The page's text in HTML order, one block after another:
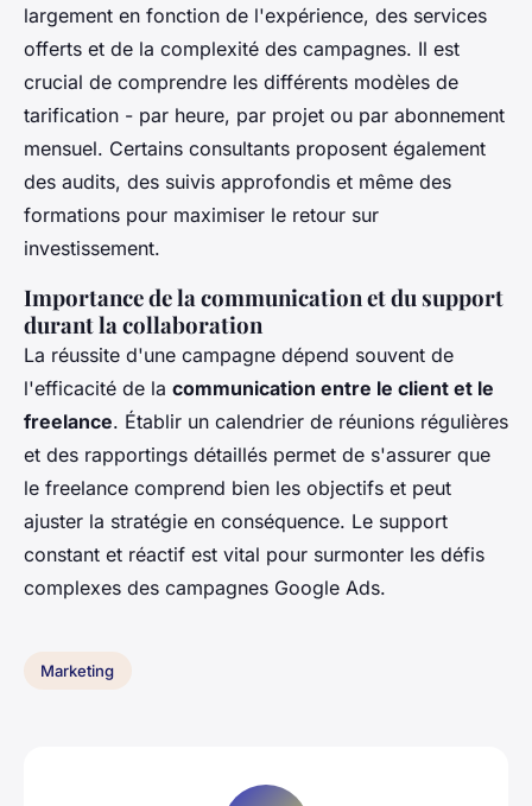
largement en fonction de l'expérience, des services
offerts et de la complexité des campagnes. Il est
crucial de comprendre les différents modèles de
tarification - par heure, par projet ou par abonnement
mensuel. Certains consultants proposent également
des audits, des suivis approfondis et même des
formations pour maximiser le retour sur
investissement.
Importance de la communication et du support
durant la collaboration
La réussite d'une campagne dépend souvent de
l'efficacité de la communication entre le client et le
freelance. Établir un calendrier de réunions régulières
et des rapportings détaillés permet de s'assurer que
le freelance comprend bien les objectifs et peut
ajuster la stratégie en conséquence. Le support
constant et réactif est vital pour surmonter les défis
complexes des campagnes Google Ads.
Marketing